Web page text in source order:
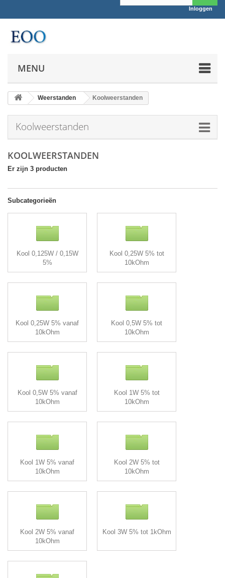
Inloggen
MENU
Weerstanden Koolweerstanden
Koolweerstanden
KOOLWEERSTANDEN
Er zijn 3 producten
Subcategorieën
Kool 0,125W / 0,15W
5%
Kool 0,25W 5% tot
10kOhm
Kool 0,25W 5% vanaf
10kOhm
Kool 0,5W 5% tot
10kOhm
Kool 0,5W 5% vanaf
10kOhm
Kool 1W 5% tot
10kOhm
Kool 1W 5% vanaf
10kOhm
Kool 2W 5% tot
10kOhm
Kool 2W 5% vanaf
10kOhm
Kool 3W 5% tot 1kOhm